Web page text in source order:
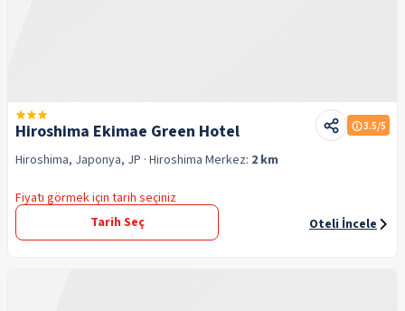
Hiroshima Ekimae Green Hotel 3.5/5
Hiroshima, Japonya, JP · Hiroshima Merkez: 2 km
Fiyatı görmek için tarih seçiniz
Tarih Seç
Oteli İncele